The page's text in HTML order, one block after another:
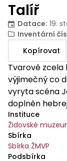
Talíř
Datace: 19.
Inventární
Kopírovat
Tvarově
výjimečný co
vyryta scéna
doplněn
vysvětlujícími
tématu je
talíř určen, s
jako sederový
Instituce
Židovské
Sbírka
Sbírka ŽMVP
Podsbírka